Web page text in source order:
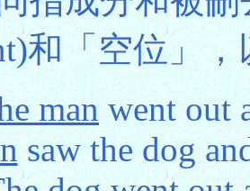
和「空位」
manwent out
saw the dog